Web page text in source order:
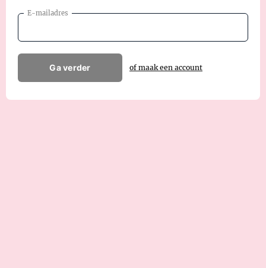
E-mailadres
Ga verder of maak een account